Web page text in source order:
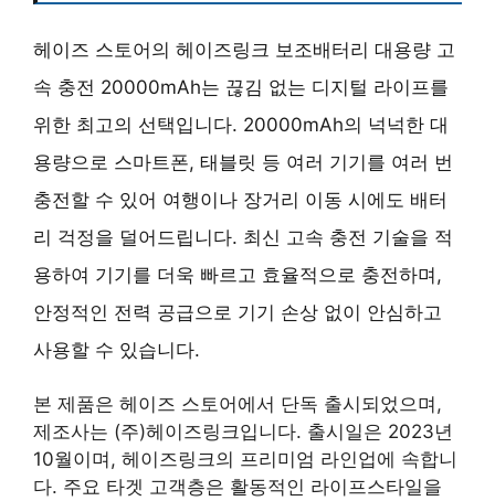
헤이즈 스토어의 헤이즈링크 보조배터리 대용량 고
속 충전 20000mAh는 끊김 없는 디지털 라이프를
위한 최고의 선택입니다. 20000mAh의 넉넉한 대
용량으로 스마트폰, 태블릿 등 여러 기기를 여러 번
충전할 수 있어 여행이나 장거리 이동 시에도 배터
리 걱정을 덜어드립니다. 최신 고속 충전 기술을 적
용하여 기기를 더욱 빠르고 효율적으로 충전하며,
안정적인 전력 공급으로 기기 손상 없이 안심하고
사용할 수 있습니다.
본 제품은 헤이즈 스토어에서 단독 출시되었으며,
제조사는 (주)헤이즈링크입니다. 출시일은 2023년
10월이며, 헤이즈링크의 프리미엄 라인업에 속합니
다. 주요 타겟 고객층은 활동적인 라이프스타일을